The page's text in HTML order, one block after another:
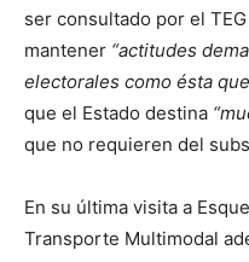
ser consultado por el
mantener “actitudes
electorales como ésta
que el Estado destina
que no requieren del
En su última visita a
Transporte Multimodal